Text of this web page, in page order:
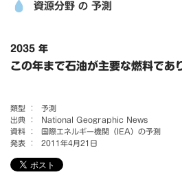
資源分野 の 予測
2035 年
この年まで石油が主要な燃料であ
類型 ：
予測
出典 ：
National Geographic News
資料 ：
国際エネルギー機関（IEA）の予測
発表 ：
2011年4月21日